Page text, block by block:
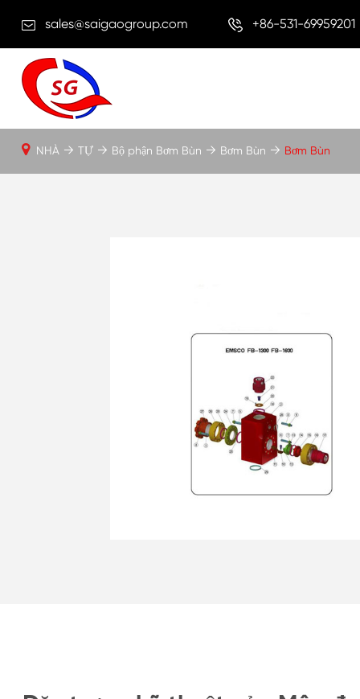
sales@saigaogroup.com +86-531-69959201
NHÀ TỰ Bộ phận Bơm Bùn Bơm Bùn Bơm Bùn